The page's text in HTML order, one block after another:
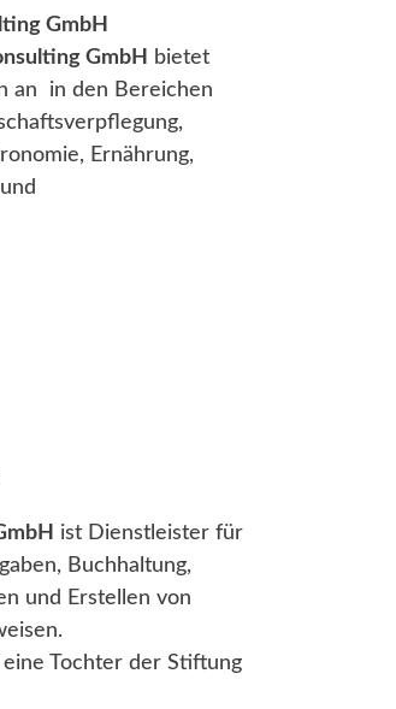
GmbH
GmbH
bietet
an in den Bereichen
Ernährung,
ist Dienstleister für
Buchhaltung,
und Erstellen von
Tochter der Stiftung